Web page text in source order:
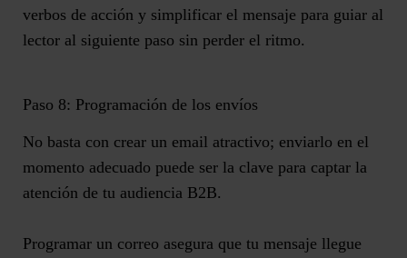
verbos de acción y simplificar el mensaje para guiar al
lector al siguiente paso sin perder el ritmo.
Paso 8: Programación de los envíos
No basta con crear un email atractivo; enviarlo en el
momento adecuado puede ser la clave para captar la
atención de tu audiencia B2B.
Programar un correo asegura que tu mensaje llegue